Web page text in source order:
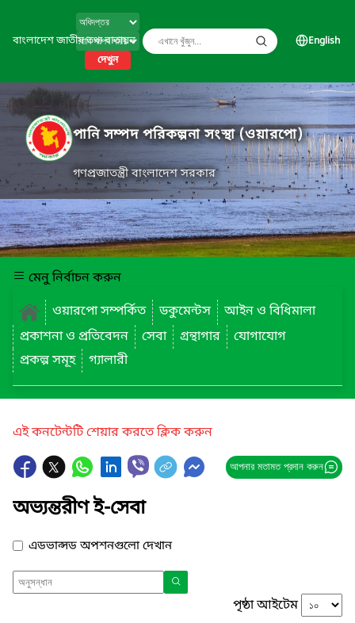
বাংলাদেশ জাতীয় তথ্য বাতায়ন
দেখুন
English
পানি সম্পদ পরিকল্পনা সংস্থা (ওয়ারপো)
গণপ্রজাতন্ত্রী বাংলাদেশ সরকার
মেনু নির্বাচন করুন
ওয়ারপো সম্পর্কিত
ডকুমেন্টস
আইন ও বিধিমালা
প্রকাশনা ও প্রতিবেদন
সেবা গ্রন্থাগার
যোগাযোগ
প্রকল্প সমূহ
গ্যালারী
এই কনটেন্টটি শেয়ার করতে ক্লিক করুন
আপনার মতামত প্রদান করুন
অভ্যন্তরীণ ই-সেবা
এডভান্সড অপশনগুলো দেখান
পৃষ্ঠা আইটেম